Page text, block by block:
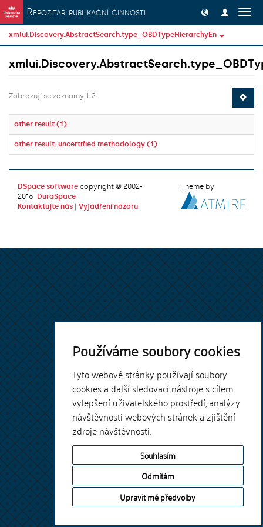
Používáme soubory cookies
Tyto webové stránky používají soubory
cookies a další sledovací nástroje s cílem
vylepšení uživatelského prostředí, analýzy
návštěvnosti webových stránek a zjištění
zdroje návštěvnosti.
Souhlasím
Odmítám
Upravit mé předvolby
Přeskočit na obsah
Repozitář publikační činnosti
xmlui.Discovery.AbstractSearch.type_OBDTypeHierarchyEn
Zobrazují se záznamy 1-2
other result (1)
other result::uncertified methodology (1)
DSpace software copyright © 2002-
2016
DuraSpace
Kontaktujte nás
Vyjádření názoru
Theme by